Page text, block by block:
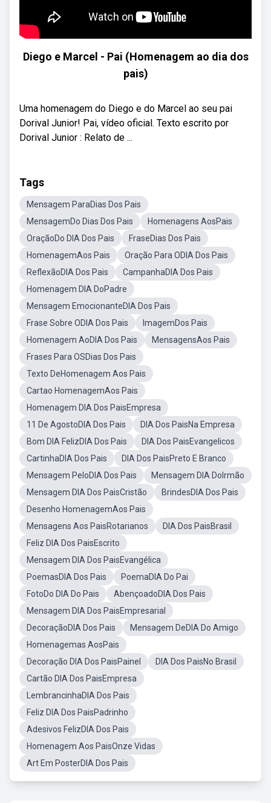
Diego e Marcel - Pai (Homenagem ao dia dos
pais)
Uma homenagem do Diego e do Marcel ao seu pai
Dorival Junior! Pai, vídeo oficial. Texto escrito por
Dorival Junior : Relato de ...
Tags
Mensagem ParaDias Dos Pais
MensagemDo Dias Dos Pais
Homenagens AosPais
OraçãoDo DIA Dos Pais
FraseDias Dos Pais
HomenagemAos Pais
Oração Para ODIA Dos Pais
ReflexãoDIA Dos Pais
CampanhaDIA Dos Pais
Homenagem DIA DoPadre
Mensagem EmocionanteDIA Dos Pais
Frase Sobre ODIA Dos Pais
ImagemDos Pais
Homenagem AoDIA Dos Pais
MensagensAos Pais
Frases Para OSDias Dos Pais
Texto DeHomenagem Aos Pais
Cartao HomenagemAos Pais
Homenagem DIA Dos PaisEmpresa
11 De AgostoDIA Dos Pais
DIA Dos PaisNa Empresa
Bom DIA FelizDIA Dos Pais
DIA Dos PaisEvangelicos
CartinhaDIA Dos Pais
DIA Dos PaisPreto E Branco
Mensagem PeloDIA Dos Pais
Mensagem DIA DoIrmão
Mensagem DIA Dos PaisCristão
BrindesDIA Dos Pais
Desenho HomenagemAos Pais
Mensagens Aos PaisRotarianos
DIA Dos PaisBrasil
Feliz DIA Dos PaisEscrito
Mensagem DIA Dos PaisEvangélica
PoemasDIA Dos Pais
PoemaDIA Do Pai
FotoDo DIA Do Pais
AbençoadoDIA Dos Pais
Mensagem DIA Dos PaisEmpresarial
DecoraçãoDIA Dos Pais
Mensagem DeDIA Do Amigo
Homenagemas AosPais
Decoração DIA Dos PaisPainel
DIA Dos PaisNo Brasil
Cartão DIA Dos PaisEmpresa
LembrancinhaDIA Dos Pais
Feliz DIA Dos PaisPadrinho
Adesivos FelizDIA Dos Pais
Homenagem Aos PaisOnze Vidas
Art Em PosterDIA Dos Pais